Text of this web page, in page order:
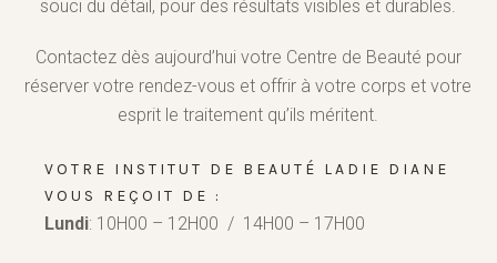
souci du détail, pour des résultats visibles et durables.
Contactez dès aujourd’hui votre Centre de Beauté pour
réserver votre rendez-vous et offrir à votre corps et votre
esprit le traitement qu’ils méritent.
VOTRE INSTITUT DE BEAUTÉ LADIE DIANE
VOUS REÇOIT DE :
Lundi: 10H00 – 12H00 / 14H00 – 17H00